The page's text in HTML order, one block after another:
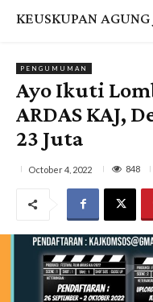
KEUSKUPAN AGUNG
PENGUMUMAN
Ayo Ikuti
ARDAS KAJ,
23 Juta
October 4, 2022 848